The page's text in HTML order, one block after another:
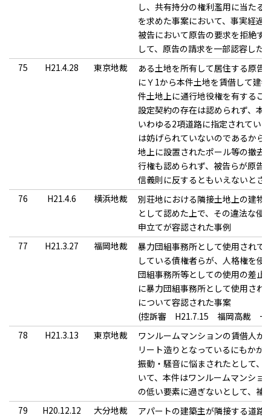
し、共有持分の権利濫用に当たる
を求めた事案において、事実経過
被告において原告の要求を拒絶す
して、原告の請求を一部認容した
75
H21.4.28 東京地裁
ある土地を所有して居住する原告
にＹ1から本件土地を賃借して建
件土地上に通行地役権を有するこ
設定契約の存在は認められず、本
いわゆる2項道路に指定されてい
は妨げられていないのであるから
地上に設置されたポール等の撤去
行権も認められず、被告らが原告
信義則に反するともいえないとさ
76
H21.4.6 横浜地裁
別荘地における隣接土地上の建物
として認めた上で、その違法な侵
申立てが容認された事例
77
H21.3.27 福岡地裁
暴力団組事務所として使用されて
している債権者らが、人格権を侵
団組事務所等としての使用の差止
に暴力団組事務所として使用され
について容認された事案
(控訴審 H21.7.15 福岡高裁 一
78
H21.3.13 東京地裁
ワンルームマンションの賃借人が
リート造りとなっているにもかか
振動・騒音に悩まされたとして、
いて、本件はワンルームマンショ
の低い要素に過ぎないとして、補
79
H20.12.12 大分地裁
アパートの建築主が隣接する道路